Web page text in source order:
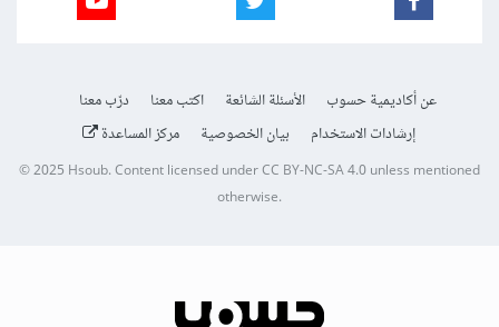
عن أكاديمية حسوب الأسئلة الشائعة اكتب معنا
درّب معنا
إرشادات الاستخدام
بيان الخصوصية مركز المساعدة
© 2025Hsoub.Content licensed underCC BY-NC-SA 4.0unless mentioned
otherwise.